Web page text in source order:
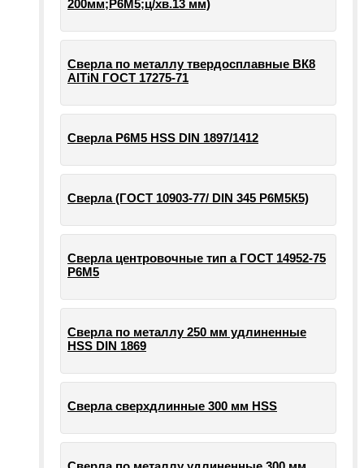
200мм;Р6М5;ц/хв.13 мм)
Сверла по металлу твердосплавные ВК8
AlTiN ГОСТ 17275-71
Сверла Р6М5 HSS DIN 1897/1412
Сверла (ГОСТ 10903-77/ DIN 345 Р6М5К5)
Сверла центровочные тип а ГОСТ 14952-75
Р6М5
Сверла по металлу 250 мм удлиненные
HSS DIN 1869
Сверла сверхдлинные 300 мм HSS